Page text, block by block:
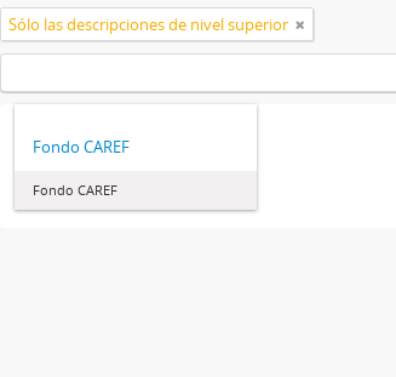
Sólo las descripciones de nivel superior
Fondo CAREF
Fondo CAREF